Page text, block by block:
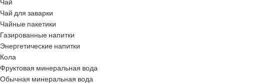
Чай
Чай для заварки
Чайные пакетики
Газированные напитки
Энергетические напитки
Кола
Фруктовая минеральная вода
Обычная минеральная вода